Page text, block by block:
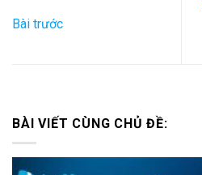
Bài trước
BÀI VIẾT CÙNG CHỦ ĐỀ: